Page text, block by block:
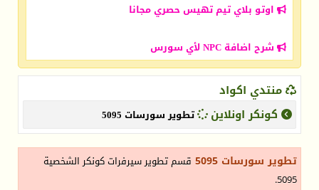
اوتو بلاي تيم تهيس حصري مجانا
شرح اضافة NPC لأي سورس
منتدي اكواد
كونكر اونلاين
تطوير سورسات 5095
تطوير سورسات 5095
قسم تطوير سيرفرات كونكر الشخصية
5095.